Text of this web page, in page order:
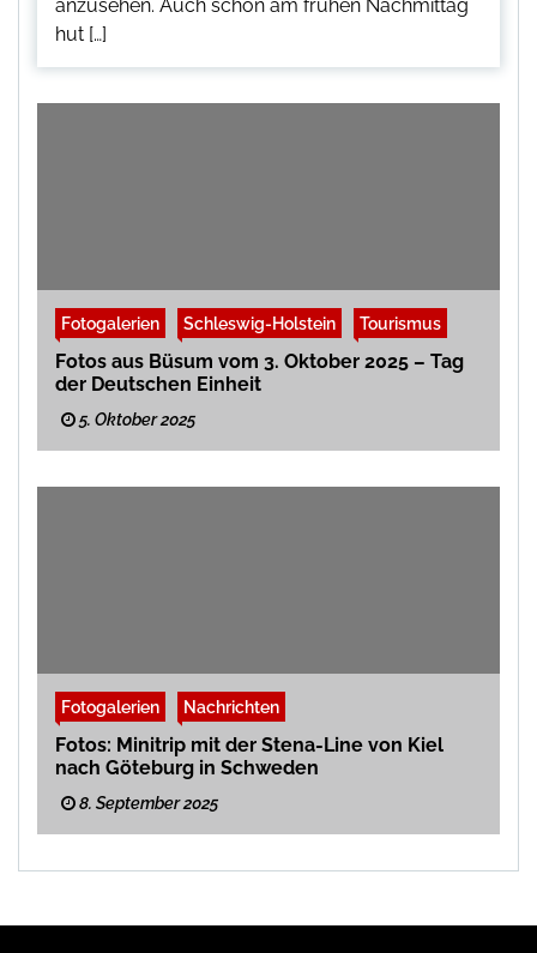
anzusehen. Auch schon am frühen Nachmittag
hut […]
Fotogalerien Schleswig-Holstein Tourismus
Fotos aus Büsum vom 3. Oktober 2025 – Tag
der Deutschen Einheit
5. Oktober 2025
Fotogalerien Nachrichten
Fotos: Minitrip mit der Stena-Line von Kiel
nach Göteburg in Schweden
8. September 2025